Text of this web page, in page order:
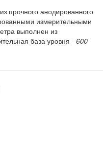
прочного анодированного
измерительными
выполнен из
база уровня - 600